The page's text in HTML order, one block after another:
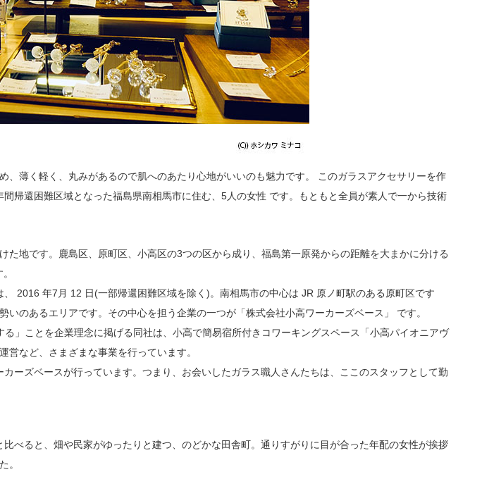
薄く軽く、丸みがあるので肌へのあたり心地がいいのも魅力です。 このガラスアクセサリーを作
帰還困難区域となった福島県南相馬市に住む、5人の女性 です。もともと全員が素人で一から技術
地です。鹿島区、原町区、小高区の3つの区から成り、福島第一原発からの距離を大まかに分ける
2016 年7月 12 日(一部帰還困難区域を除く)。南相馬市の中心は JR 原ノ町駅のある原町区です
のあるエリアです。その中心を担う企業の一つが「株式会社小高ワーカーズベース」 です。
」ことを企業理念に掲げる同社は、小高で簡易宿所付きコワーキングスペース「小高パイオニアヴ
など、さまざまな事業を行っています。
ーズベースが行っています。つまり、お会いしたガラス職人さんたちは、ここのスタッフとして勤
べると、畑や⺠家がゆったりと建つ、のどかな田舎町。通りすがりに目が合った年配の女性が挨拶
。